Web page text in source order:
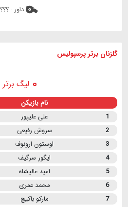
داور : ؟؟؟
گلزنان برتر پرسپولیس
لیگ برتر
نام بازیکن
1 علی علیپور
2
سروش رفیعی
3
اوستون ارونوف
4
ایگور سرگیف
5
امید عالیشاه
6
محمد عمری
7
مارکو باکیچ